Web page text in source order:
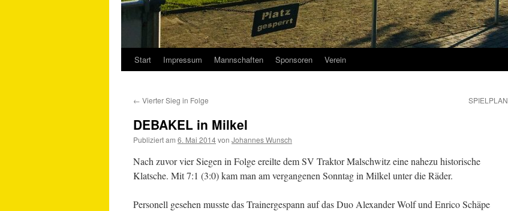
Springe
Inhalt
Start Impressum Mannschaften Sponsoren Verein
← Vierter Sieg in Folge SPIELPLAN
DEBAKEL in Milkel
Publiziert am 6. Mai 2014von Johannes Wunsch
Nach zuvor vier Siegen in Folge ereilte dem SV Traktor Malschwitz eine nahezu historische
Klatsche. Mit 7:1 (3:0) kam man am vergangenen Sonntag in Milkel unter die Räder.
Personell gesehen musste das Trainergespann auf das Duo Alexander Wolf und Enrico Schäpe